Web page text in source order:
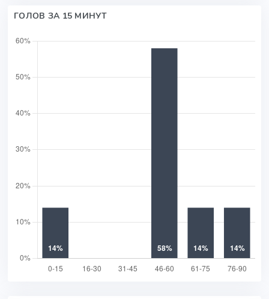
ГОЛОВ ЗА 15 МИНУТ